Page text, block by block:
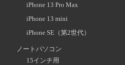
iPhone 13 Pro Max
iPhone 13 mini
iPhone SE（第2世代）
ノートパソコン
15インチ用